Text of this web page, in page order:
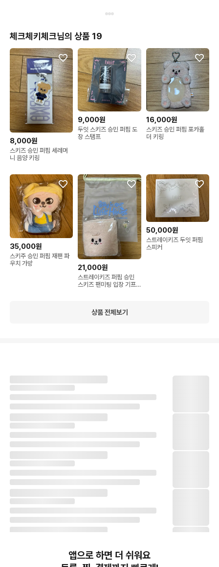
체크체키체크님의 상품 19
8,000원
스키즈 승민 퍼핌 세레머
니 음양 키링
9,000원
두잇 스키즈 승민 퍼핌 도
장 스탬프
16,000원
스키즈 승민 퍼핌 포카홀
더 키링
35,000원
스키주 승민 퍼핌 재팬 파
우치 가방
21,000원
스트레이키즈 퍼핌 승민
스키즈 팬미팅 입장 기프
50,000원
스트레이키즈 두잇 퍼핌
스피커
상품 전체보기
앱으로 하면 더 쉬워요